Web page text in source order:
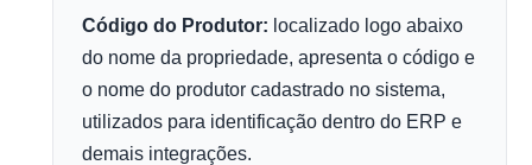
Código do Produtor: localizado logo abaixo
do nome da propriedade, apresenta o código e
o nome do produtor cadastrado no sistema,
utilizados para identificação dentro do ERP e
demais integrações.